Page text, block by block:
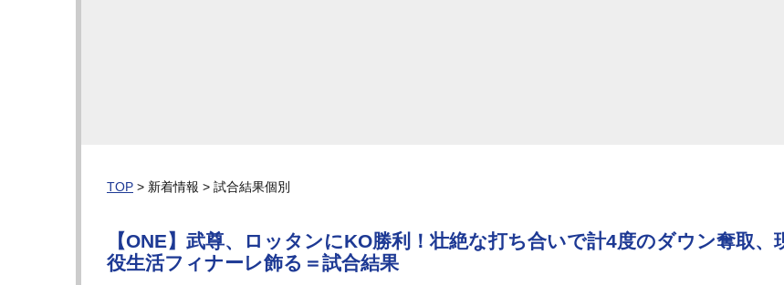
TOP > 新着情報 > 試合結果個別
【ONE】武尊、ロッタンにKO勝利！壮絶な打ち合いで計4度のダウン奪取、
役生活フィナーレ飾る＝試合結果